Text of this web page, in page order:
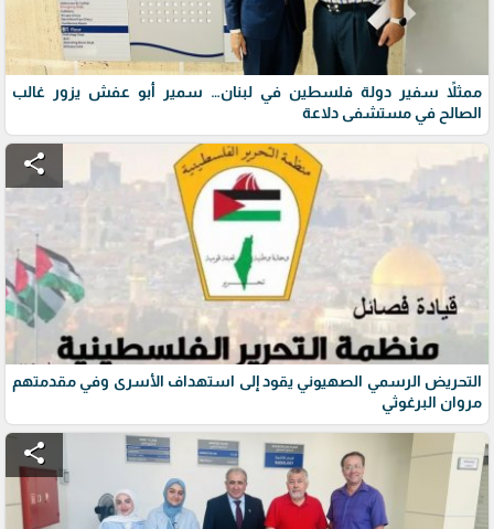
ممثلاً سفير دولة فلسطين في لبنان… سمير أبو عفش يزور غالب
الصالح في مستشفى دلاعة
share
التحريض الرسمي الصهيوني يقود إلى استهداف الأسرى وفي مقدمتهم
مروان البرغوثي
share